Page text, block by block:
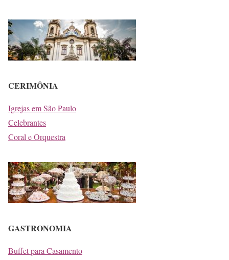
CERIMÔNIA
Igrejas em São Paulo
Celebrantes
Coral e Orquestra
GASTRONOMIA
Buffet para Casamento